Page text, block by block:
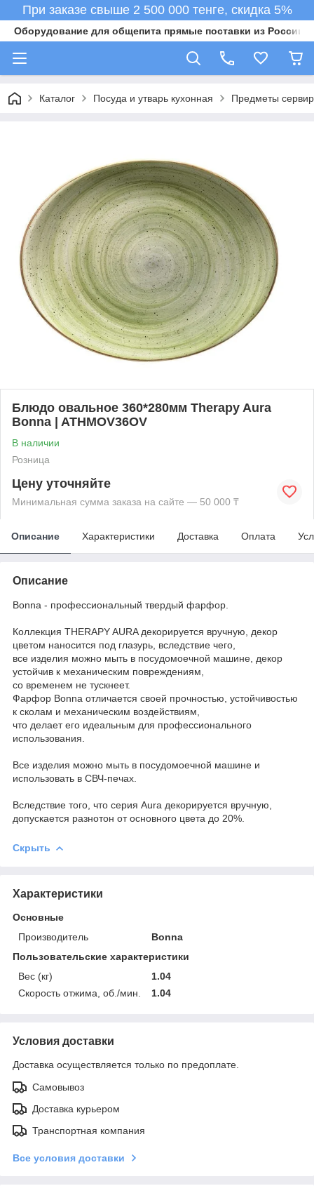
При заказе свыше 2 500 000 тенге, скидка 5%
Оборудование для общепита прямые поставки из России в
Каталог Посуда и утварь кухонная Предметы
Блюдо овальное 360*280мм Therapy Aura
Bonna | ATHMOV36OV
В наличии
Розница
Цену уточняйте
Минимальная сумма заказа на сайте — 50 000 ₸
Описание Характеристики Доставка Оплата
Описание
Bonna - профессиональный твердый фарфор.
Коллекция THERAPY AURA декорируется вручную, декор
цветом наносится под глазурь, вследствие чего,
все изделия можно мыть в посудомоечной машине, декор
устойчив к механическим повреждениям,
со временем не тускнеет.
Фарфор Bonna отличается своей прочностью, устойчивостью
к сколам и механическим воздействиям,
что делает его идеальным для профессионального
использования.
Все изделия можно мыть в посудомоечной машине и
использовать в СВЧ-печах.
Вследствие того, что серия Aura декорируется вручную,
допускается разнотон от основного цвета до 20%.
Скрыть
Характеристики
Основные
Производитель
Bonna
Пользовательские характеристики
Вес (кг)
1.04
Скорость отжима, об./мин.
1.04
Условия доставки
Доставка осуществляется только по предоплате.
Самовывоз
Доставка курьером
Транспортная компания
Все условия доставки